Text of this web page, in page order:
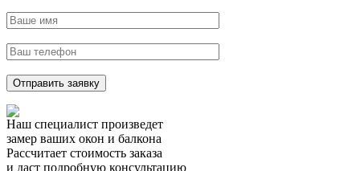
Отправить заявку
Наш специалист произведет
замер ваших окон и балкона
Рассчитает стоимость заказа
и даст подробную консультацию